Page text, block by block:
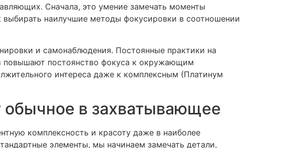
Сначала, это умение замечать моменты
наилучшие методы фокусировки в соотношении
и самонаблюдения. Постоянные практики на
повышают постоянство фокуса к окружающим
интереса даже к комплексным (Платинум
обычное в захватывающее
комплексность и красоту даже в наиболее
элементы, мы начинаем замечать детали,